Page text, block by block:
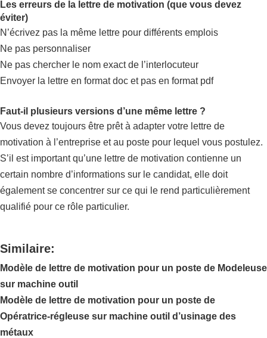
Les erreurs de la lettre de motivation (que vous devez
éviter)
N’écrivez pas la même lettre pour différents emplois
Ne pas personnaliser
Ne pas chercher le nom exact de l’interlocuteur
Envoyer la lettre en format doc et pas en format pdf
Faut-il plusieurs versions d’une même lettre ?
Vous devez toujours être prêt à adapter votre lettre de
motivation à l’entreprise et au poste pour lequel vous postulez.
S’il est important qu’une lettre de motivation contienne un
certain nombre d’informations sur le candidat, elle doit
également se concentrer sur ce qui le rend particulièrement
qualifié pour ce rôle particulier.
Similaire:
Modèle de lettre de motivation pour un poste de Modeleuse
sur machine outil
Modèle de lettre de motivation pour un poste de
Opératrice-régleuse sur machine outil d’usinage des
métaux